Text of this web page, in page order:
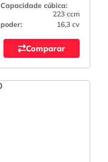
Capacidade cúbica:
223 ccm
poder: 16,3 cv
Comparar